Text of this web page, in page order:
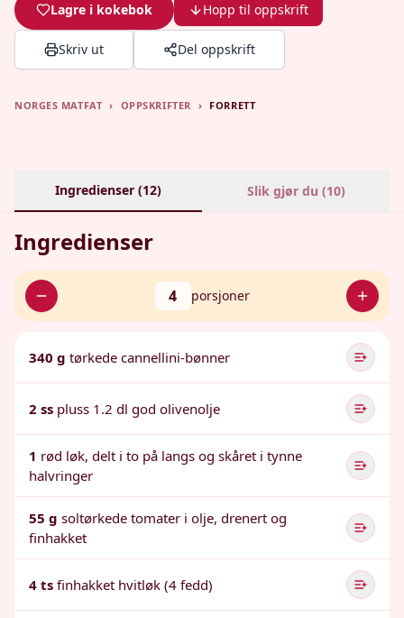
Lagre i kokebok Hopp til oppskrift
Skriv ut Del oppskrift
NORGES MATFAT › OPPSKRIFTER › FORRETT
Ingredienser (12) Slik gjør du (10)
Ingredienser
4 porsjoner
340 g tørkede cannellini-bønner
2 ss pluss 1.2 dl god olivenolje
1 rød løk, delt i to på langs og skåret i tynne
halvringer
55 g soltørkede tomater i olje, drenert og
finhakket
4 ts finhakket hvitløk (4 fedd)